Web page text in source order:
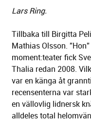
Lars Ring.
Tillbaka till Birgitta
Mathias Olsson.
moment:teater fick
Thalia redan 2008.
var en känga åt
recensenterna var
en vällovlig lidnersk
alldeles total